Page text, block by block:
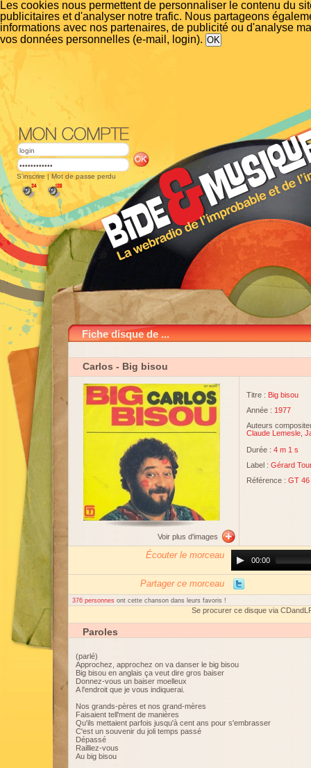
Les cookies nous permettent de personnaliser le contenu du
publicitaires et d'analyser notre trafic. Nous partageons
informations avec nos partenaires, de publicité ou d'analyse
vos données personnelles (e-mail, login).
S'inscrire | Mot de passe perdu
Fiche disque de ...
Carlos - Big bisou
Voir plus d'images
Titre : Big bisou
Année : 1977
Auteurs
Claude Lemesle
Durée : 4 m 1 s
Label : Gérard
Référence : GT 46
Écouter le morceau
Player00:00
Partager ce morceau
376 personnes ont cette chanson dans leurs favoris !
Se procurer ce disque via
Paroles
(parlé)
Approchez, approchez on va danser le big bisou
Big bisou en anglais ça veut dire gros baiser
Donnez-vous un baiser moelleux
A l'endroit que je vous indiquerai.
Nos grands-pères et nos grand-mères
Faisaient tell'ment de manières
Qu'ils mettaient parfois jusqu'à cent ans pour s'embrasser
C'est un souvenir du joli temps passé
Dépassé
Railliez-vous
Au big bisou